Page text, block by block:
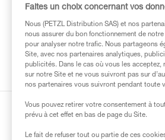
Faites un choix concernant vos
Nous (PETZL Distribution SAS) et nos
nous assurer du bon fonctionnement de
pour analyser notre trafic. Nous partageons
Site, avec nos partenaires analytiques,
publicités. Dans le cas où vous les
sur notre Site et ne vous suivront pas sur
nos partenaires vous suivront pendant toute
Vous pouvez retirer votre consentement à
prévu à cet effet en bas de page du Site.
Le fait de refuser tout ou partie de ces